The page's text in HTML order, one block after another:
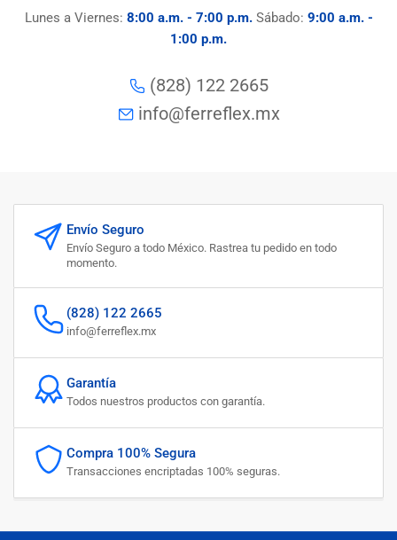
Lunes a Viernes: 8:00 a.m. - 7:00 p.m. Sábado: 9:00 a.m. -
1:00 p.m.
(828) 122 2665
info@ferreflex.mx
Envío Seguro
Envío Seguro a todo México. Rastrea tu pedido en todo
momento.
(828) 122 2665
info@ferreflex.mx
Garantía
Todos nuestros productos con garantía.
Compra 100% Segura
Transacciones encriptadas 100% seguras.